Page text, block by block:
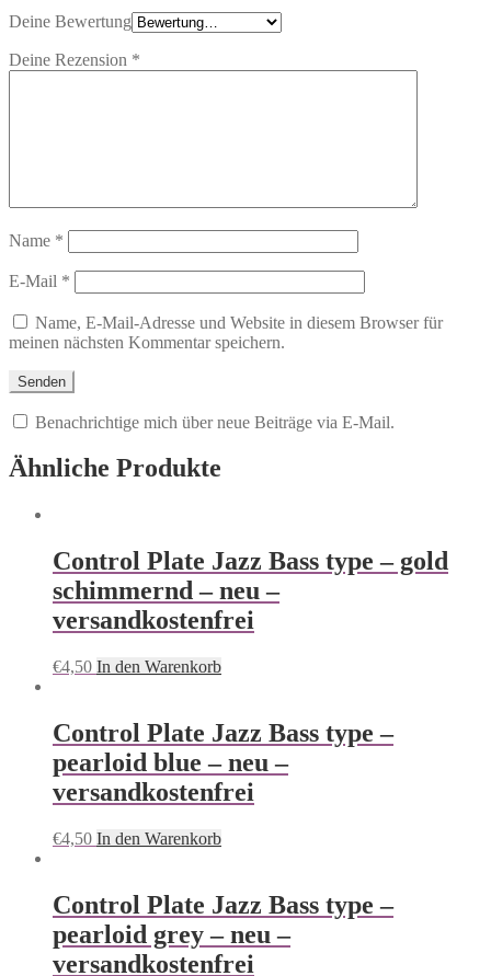
Deine Bewertung
Deine Rezension *
Name *
E-Mail *
Name, E-Mail-Adresse und Website in diesem Browser für
meinen nächsten Kommentar speichern.
Benachrichtige mich über neue Beiträge via E-Mail.
Ähnliche Produkte
Control Plate Jazz Bass type – gold
schimmernd – neu –
versandkostenfrei
€4,50 In den Warenkorb
Control Plate Jazz Bass type –
pearloid blue – neu –
versandkostenfrei
€4,50 In den Warenkorb
Control Plate Jazz Bass type –
pearloid grey – neu –
versandkostenfrei